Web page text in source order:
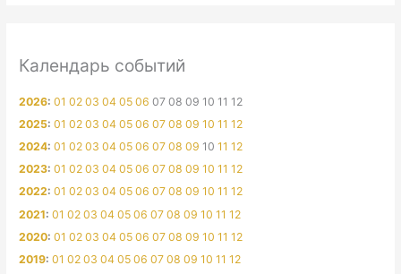
Календарь событий
2026:01 02 03 04 05 06 07 08 09 10 11 12
2025:01 02 03 04 05 06 07 08 09 10 11 12
2024:01 02 03 04 05 06 07 08 09 10 11 12
2023:01 02 03 04 05 06 07 08 09 10 11 12
2022:01 02 03 04 05 06 07 08 09 10 11 12
2021:01 02 03 04 05 06 07 08 09 10 11 12
2020:01 02 03 04 05 06 07 08 09 10 11 12
2019:01 02 03 04 05 06 07 08 09 10 11 12